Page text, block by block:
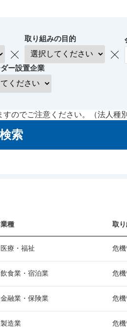
取り組みの目的
ー設置企業
のでご注意ください。（法人種
検索
業種 取
医療・福祉 危
飲食業・宿泊業 危
金融業・保険業 危
製造業 危